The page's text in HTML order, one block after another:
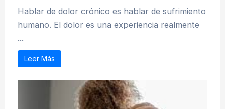
Hablar de dolor crónico es hablar de sufrimiento
humano. El dolor es una experiencia realmente
...
Leer Más